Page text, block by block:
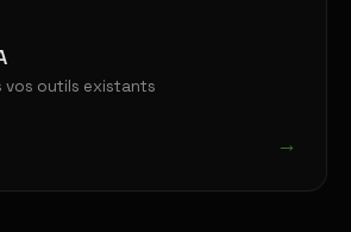
vos outils existants
→